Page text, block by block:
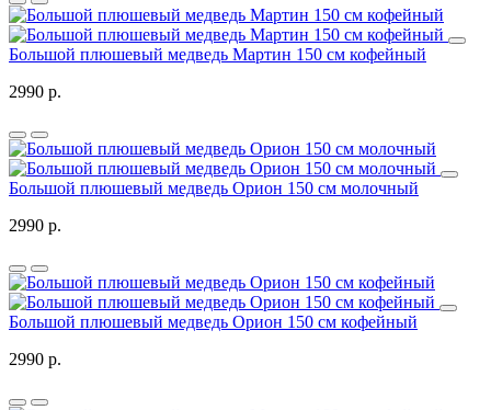
Большой плюшевый медведь Мартин 150 см кофейный
2990 р.
Большой плюшевый медведь Орион 150 см молочный
2990 р.
Большой плюшевый медведь Орион 150 см кофейный
2990 р.